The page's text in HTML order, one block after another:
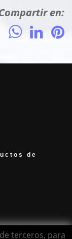
terceros, para
en:
de